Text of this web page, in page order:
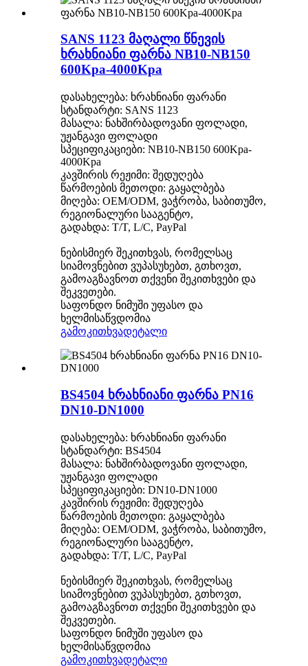
SANS 1123 მაღალი წნევის
ხრახნიანი ფარნა NB10-NB150
600Kpa-4000Kpa
დასახელება: ხრახნიანი ფარანი
სტანდარტი: SANS 1123
მასალა: ნახშირბადოვანი ფოლადი,
უჟანგავი ფოლადი
სპეციფიკაციები: NB10-NB150 600Kpa-
4000Kpa
კავშირის რეჟიმი: შედუღება
წარმოების მეთოდი: გაყალბება
მიღება: OEM/ODM, ვაჭრობა, საბითუმო,
რეგიონალური სააგენტო,
გადახდა: T/T, L/C, PayPal
ნებისმიერ შეკითხვას, რომელსაც
სიამოვნებით ვუპასუხებთ, გთხოვთ,
გამოაგზავნოთ თქვენი შეკითხვები და
შეკვეთები.
საფონდო ნიმუში უფასო და
ხელმისაწვდომია
გამოკითხვადეტალი
BS4504 ხრახნიანი ფარნა PN16
DN10-DN1000
დასახელება: ხრახნიანი ფარანი
სტანდარტი: BS4504
მასალა: ნახშირბადოვანი ფოლადი,
უჟანგავი ფოლადი
სპეციფიკაციები: DN10-DN1000
კავშირის რეჟიმი: შედუღება
წარმოების მეთოდი: გაყალბება
მიღება: OEM/ODM, ვაჭრობა, საბითუმო,
რეგიონალური სააგენტო,
გადახდა: T/T, L/C, PayPal
ნებისმიერ შეკითხვას, რომელსაც
სიამოვნებით ვუპასუხებთ, გთხოვთ,
გამოაგზავნოთ თქვენი შეკითხვები და
შეკვეთები.
საფონდო ნიმუში უფასო და
ხელმისაწვდომია
გამოკითხვადეტალი